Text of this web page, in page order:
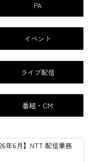
PA
イベント
ライブ配信
番組・CM
年6月】NTT 配信業務